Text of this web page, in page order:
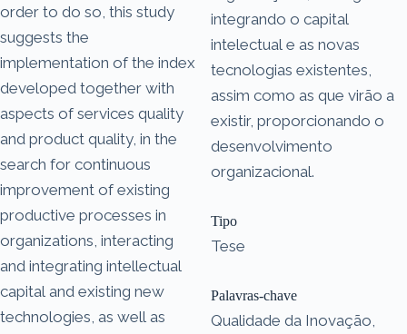
order to do so, this study
suggests the
implementation of the index
developed together with
aspects of services quality
and product quality, in the
search for continuous
improvement of existing
productive processes in
organizations, interacting
and integrating intellectual
capital and existing new
technologies, as well as
integrando o capital
intelectual e as novas
tecnologias existentes,
assim como as que virão a
existir, proporcionando o
desenvolvimento
organizacional.
Tipo
Tese
Palavras-chave
Qualidade da Inovação,